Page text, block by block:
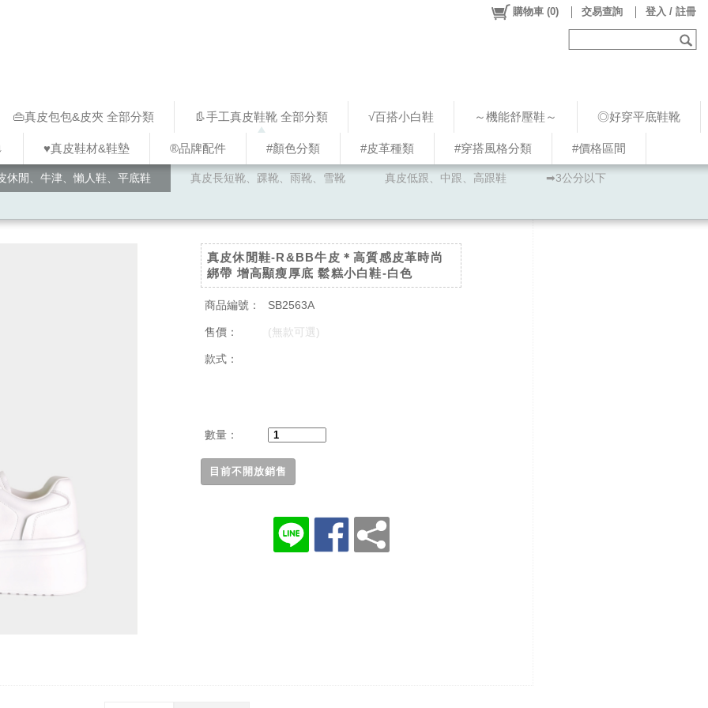
👜真皮包包&皮夾 全部分類 👢手工真皮鞋靴 全部分類 √百搭小白鞋 ～機能舒壓鞋～ ◎好穿平底鞋靴
♥︎真皮鞋材&鞋墊 ®品牌配件 #顏色分類 #皮革種類 #穿搭風格分類 #價格區間
購物車 (0) 交易查詢 登入 / 註冊
休閒、牛津、懶人鞋、平底鞋 真皮長短靴、踝靴、雨靴、雪靴 真皮低跟、中跟、高跟鞋 ➡3公分以下
真皮休閒鞋-R&BB牛皮＊高質感皮革時尚
綁帶 增高顯瘦厚底 鬆糕小白鞋-白色
商品編號： SB2563A
售價： (無款可選)
款式：
數量：
目前不開放銷售